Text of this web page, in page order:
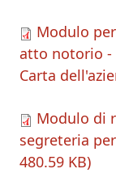
Modulo
atto notorio -
Carta
Modulo di
segreteria
480.59 KB